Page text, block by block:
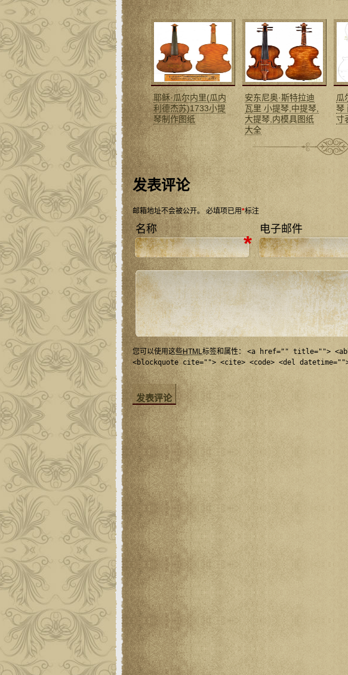
耶稣·瓜尔内里(瓜内
利德杰苏)1733小提
琴制作图纸
安东尼奥·斯特拉迪
瓦里 小提琴,中提琴,
大提琴,内模具图纸
大全
瓜
琴
寸
发表评论
邮箱地址不会被公开。 必填项已用*标注
名称
*
电子邮件
您可以使用这些HTML标签和属性： <a href="" title="">
<blockquote cite=""> <cite> <code> <del